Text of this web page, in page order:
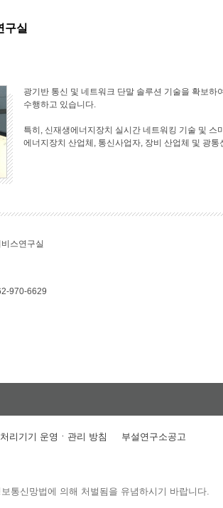
구실
광기반 통신 및 네트워크 단말 솔루션 기술을 확보
수행하고 있습니다.
특히, 신재생에너지장치 실시간 네트워킹 기술 및
에너지장치 산업체, 통신사업자, 장비 산업체 및 광
스연구실
970-6629
리기기 운영ㆍ관리 방침 부설연구소공고
통신망법에 의해 처벌됨을 유념하시기 바랍니다.